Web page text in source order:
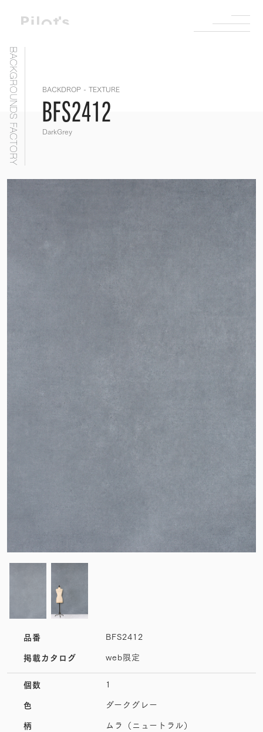
BACKGROUNDS FACTORY BACKDROP - TEXTURE
BFS2412
DarkGrey
品番 BFS2412
掲載カタログ web限定
個数 1
色 ダークグレー
柄 ムラ（ニュートラル）